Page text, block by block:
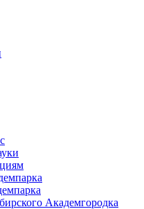
Академгородка